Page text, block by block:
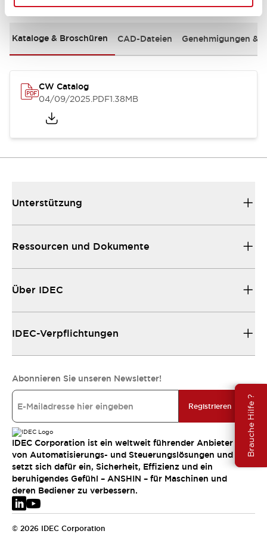
Brauche Hilfe ?
Kataloge & Broschüren CAD-Dateien Genehmigungen &
CW Catalog
04/09/2025.PDF1.38MB
Unterstützung
Ressourcen und Dokumente
Über IDEC
IDEC-Verpflichtungen
Abonnieren Sie unseren Newsletter!
Registrieren
IDEC Corporation ist ein weltweit führender Anbieter
von Automatisierungs- und Steuerungslösungen und
setzt sich dafür ein, Sicherheit, Effizienz und ein
beruhigendes Gefühl – ANSHIN – für Maschinen und
deren Bediener zu verbessern.
© 2026 IDEC Corporation